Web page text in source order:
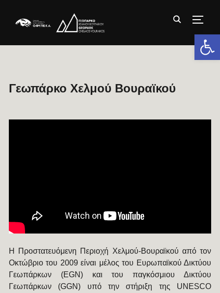
Γεωπάρκο Χελμού Βουραϊκού
Η Προστατευόμενη Περιοχή Χελμού-Βουραϊκού από τον
Οκτώβριο του 2009 είναι μέλος του Ευρωπαϊκού Δικτύου
Γεωπάρκων (EGN) και του παγκόσμιου Δικτύου
Γεωπάρκων (GGN) υπό την στήριξη της UNESCO